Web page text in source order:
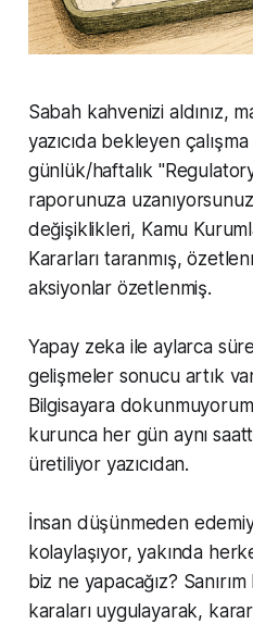
Sabah kahvenizi aldınız,
yazıcıda bekleyen çalışma
günlük/haftalık
raporunuza
değişiklikleri, Kamu
Kararları taranmış,
aksiyonlar özetlenmiş.
Yapay zeka ile aylarca
gelişmeler sonucu artık
Bilgisayara
kurunca her gün aynı
üretiliyor yazıcıdan.
İnsan düşünmeden
kolaylaşıyor, yakında
biz ne yapacağız?
karaları uygulayarak,